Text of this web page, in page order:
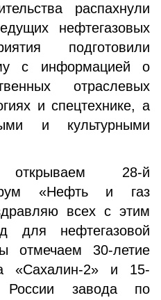
распахнули
нефтегазовых
подготовили
с информацией о
отраслевых
и спецтехнике, а
и культурными
28-й
«Нефть и газ
всех с этим
для нефтегазовой
отмечаем 30-летие
«Сахалин-2» и 15-
завода по